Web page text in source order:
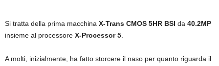
Si tratta della prima macchina X-Trans CMOS 5HR BSI da 40.2MP
insieme al processore X-Processor 5
A molti, inizialmente, ha fatto storcere il naso per quanto riguarda il